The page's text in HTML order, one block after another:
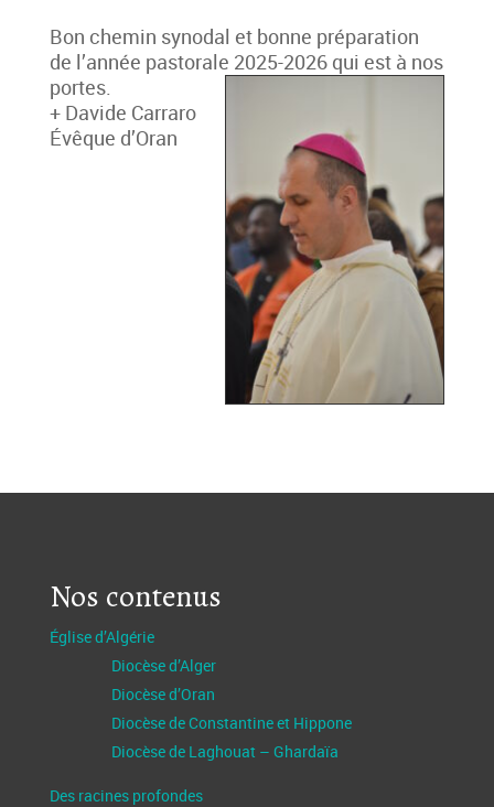
Bon chemin synodal et bonne préparation
de l’année pastorale 2025-2026 qui est à nos
portes.
+ Davide Carraro
Évêque d’Oran
Nos contenus
Église d’Algérie
Diocèse d’Alger
Diocèse d’Oran
Diocèse de Constantine et Hippone
Diocèse de Laghouat – Ghardaïa
Des racines profondes